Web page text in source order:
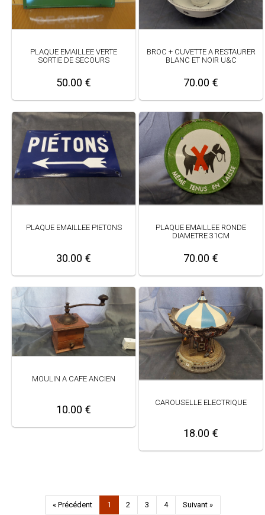
PLAQUE EMAILLEE VERTE
SORTIE DE SECOURS
50.00 €
BROC + CUVETTE A RESTAURER
BLANC ET NOIR U&C
70.00 €
PLAQUE EMAILLEE PIETONS
30.00 €
PLAQUE EMAILLEE RONDE
DIAMETRE 31CM
70.00 €
MOULIN A CAFE ANCIEN
10.00 €
CAROUSELLE ELECTRIQUE
18.00 €
« Précédent 1 2 3 4 Suivant »